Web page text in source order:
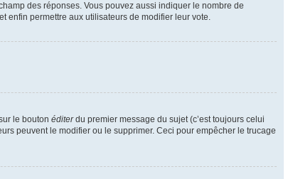
des réponses. Vous pouvez aussi indiquer le nombre de
enfin permettre aux utilisateurs de modifier leur vote.
le bouton éditerdu premier message du sujet (c’est toujours celui
peuvent le modifier ou le supprimer. Ceci pour empêcher le trucage